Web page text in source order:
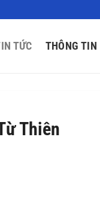
TỨC THÔNG TIN
Thiên